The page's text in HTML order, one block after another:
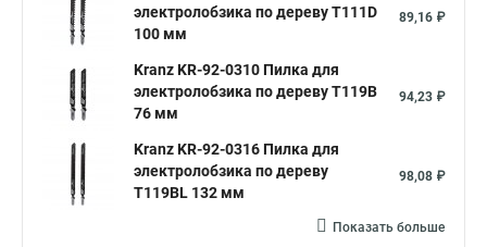
электролобзика по дереву T111D
100 мм
89,16 ₽
Kranz KR-92-0310 Пилка для
электролобзика по дереву T119B
76 мм
94,23 ₽
Kranz KR-92-0316 Пилка для
электролобзика по дереву
T119BL 132 мм
98,08 ₽
Показать больше